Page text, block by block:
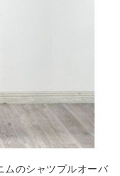
ムのシャツプルオーバ